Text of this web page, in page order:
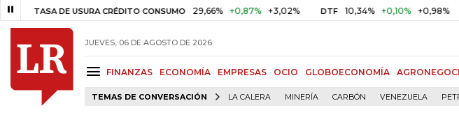
DE USURA CRÉDITO CONSUMO 29,66% +0,87% +3,02% DTF 10,34% +0,10% +0,98% UVR
JUEVES, 06 DE AGOSTO DE 2026
FINANZAS ECONOMÍA EMPRESAS OCIO GLOBOECONOMÍA
TEMAS DE CONVERSACIÓN LA CALERA MINERÍA CARBÓN VENEZUELA